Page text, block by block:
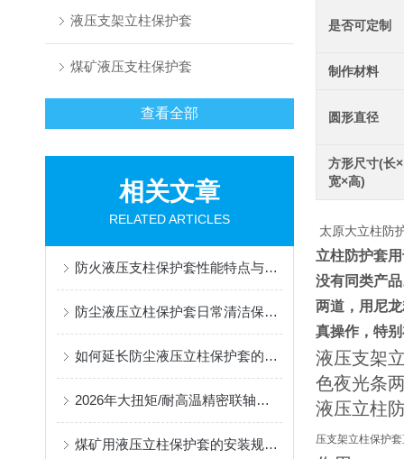
液压支架立柱保护套
煤矿液压支柱保护套
查看全部
相关文章
RELATED ARTICLES
防火液压支柱保护套性能特点与阻燃防护应用
防尘液压立柱保护套日常清洁保养与更换规范
如何延长防尘液压立柱保护套的使用寿命？
2026年大扭矩/耐高温精密联轴器定制找哪家？能实现精准定制的优质厂家盘点
煤矿用液压立柱保护套的安装规范与使用寿命提升方案
是否可定制
制作材料
圆形直径
方形尺寸(长×
宽×高)
太原大立柱防
立柱防护套
没有同类产
两道，用尼
真操作，特
液压支架
色夜光条
液压立柱
压支架立柱保护